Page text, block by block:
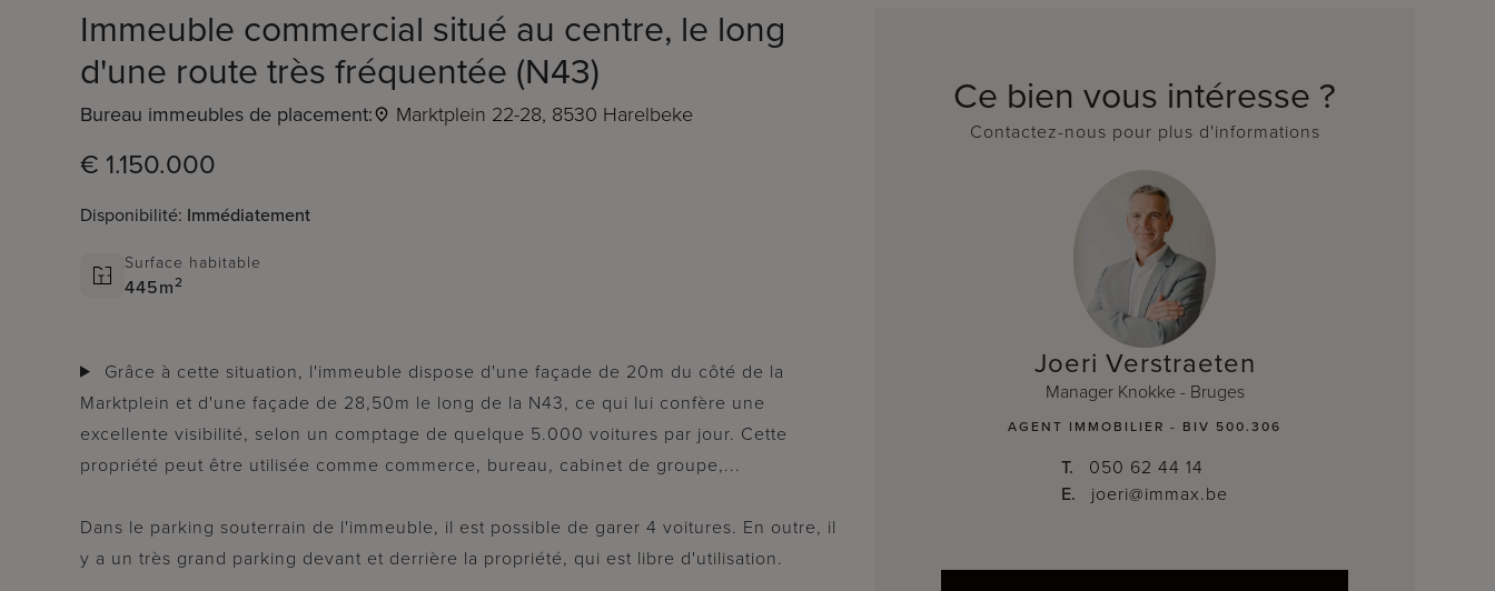
Immeuble commercial situé au centre, le long
d'une route très fréquentée (N43)
Bureau immeubles de placement: Marktplein 22-28, 8530 Harelbeke
€ 1.150.000
Disponibilité: Immédiatement
Surface habitable
445m2
Marktplein et d'une façade de 28,50m le long de la N43, ce qui lui confère une
excellente visibilité, selon un comptage de quelque 5.000 voitures par jour. Cette
propriété peut être utilisée comme commerce, bureau, cabinet de groupe,...
Dans le parking souterrain de l'immeuble, il est possible de garer 4 voitures. En outre, il
y a un très grand parking devant et derrière la propriété, qui est libre d'utilisation.
Ce bien vous intéresse ?
Contactez-nous pour plus d'informations
Joeri Verstraeten
Manager Knokke - Bruges
AGENT IMMOBILIER - BIV 500.306
T.
050 62 44 14
E.
joeri@immax.be